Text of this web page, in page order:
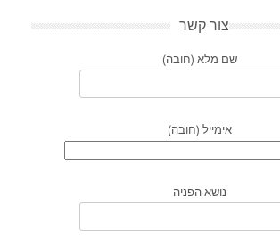
צור קשר
שם מלא (חובה)
אימייל (חובה)
נושא הפניה